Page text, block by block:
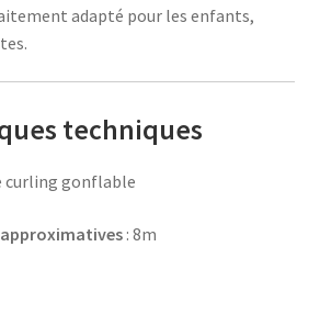
adapté pour les enfants,
techniques
curling gonflable
: 8m